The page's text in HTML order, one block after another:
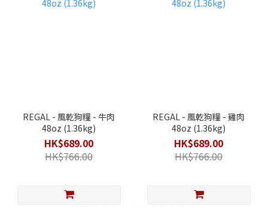
REGAL - 風乾狗糧 - 牛肉
48oz (1.36kg)
HK$689.00
HK$766.00
REGAL - 風乾狗糧 - 雞肉
48oz (1.36kg)
HK$689.00
HK$766.00